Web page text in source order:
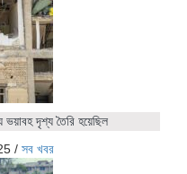
ভয়াবহ দৃশ্য তৈরি হয়েছিল
/ সব খবর